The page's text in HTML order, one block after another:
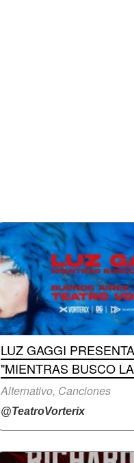
LUZ GAGGI PRESENTA
"MIENTRAS BUSCO LA
Alternativo, Canciones
@TeatroVorterix